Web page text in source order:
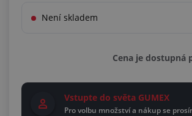
Není skladem
Cena je dostupná
Vstupte do světa GUMEX
Pro volbu množství a nákup se